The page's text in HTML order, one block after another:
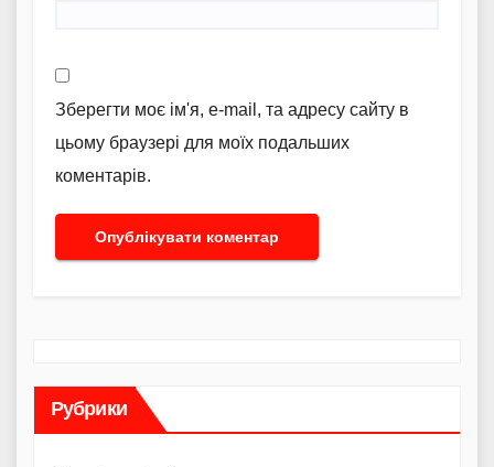
Зберегти моє ім'я, e-mail, та адресу сайту в
цьому браузері для моїх подальших
коментарів.
Рубрики